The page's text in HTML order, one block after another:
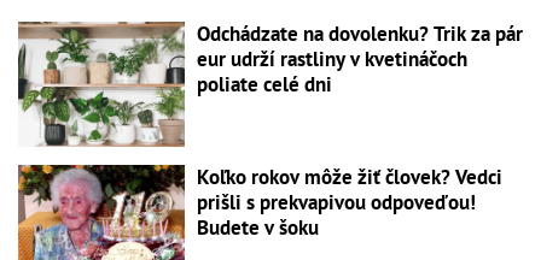
Odchádzate na dovolenku? Trik za pár
eur udrží rastliny v kvetináčoch
poliate celé dni
Koľko rokov môže žiť človek? Vedci
prišli s prekvapivou odpoveďou!
Budete v šoku